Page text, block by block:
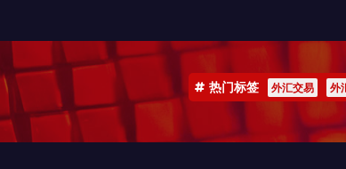
热门标签 外汇交易 外